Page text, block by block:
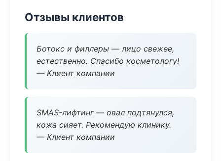
Отзывы клиентов
Ботокс и филлеры — лицо свежее,
естественно. Спасибо косметологу!
— Клиент компании
SMAS-лифтинг — овал подтянулся,
кожа сияет. Рекомендую клинику.
— Клиент компании